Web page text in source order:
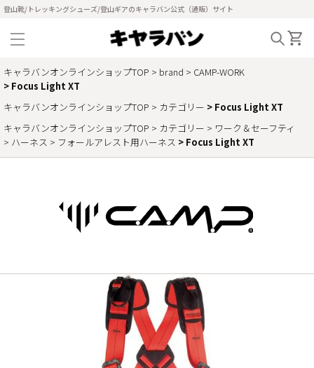
登山靴/トレッキングシューズ/登山ギアのキャラバン公式（通販）サイト
キャラバンオンラインショップTOP brand
CAMP-WORK
Focus Light XT
キャラバンオンラインショップTOP
カテゴリー
Focus Light XT
キャラバンオンラインショップTOP
カテゴリー
ワーク＆セーフティ
ハーネス
フォールアレスト用ハーネス Focus Light XT